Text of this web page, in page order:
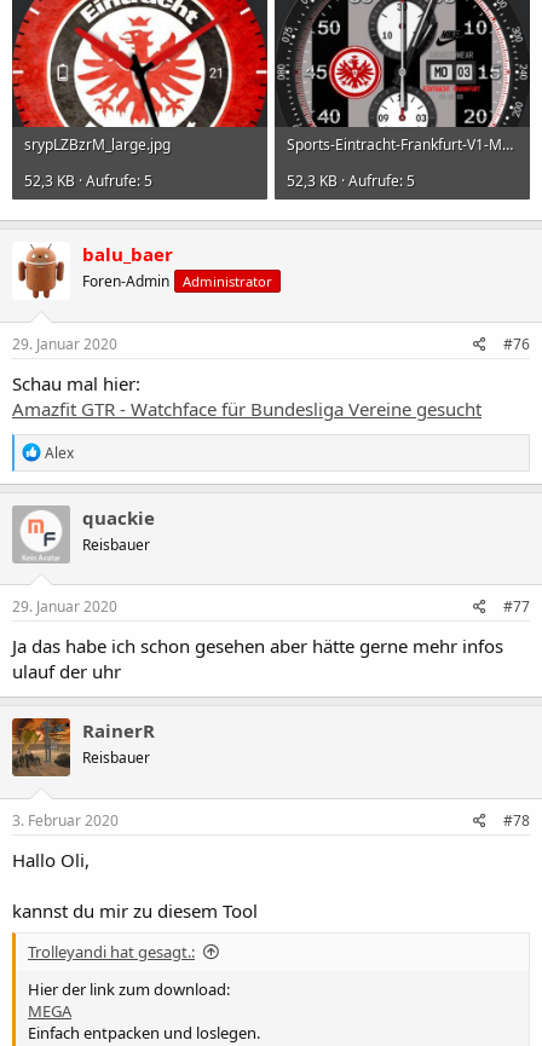
srypLZBzrM_large.jpg
52,3 KB · Aufrufe: 5
Sports-Eintracht-Frankfurt-V1-Modular-Racer.jpg
52,3 KB · Aufrufe: 5
balu_baer
Foren-Admin Administrator
29. Januar 2020 #76
Schau mal hier:
Amazfit GTR - Watchface für Bundesliga Vereine gesucht
R
e
a
c
t
i
o
n
s
Alex
quackie
Reisbauer
29. Januar 2020 #77
Ja das habe ich schon gesehen aber hätte gerne mehr infos
ulauf der uhr
RainerR
Reisbauer
3. Februar 2020 #78
Hallo Oli,
kannst du mir zu diesem Tool
Trolleyandi hat gesagt.:
Hier der link zum download:
MEGA
Einfach entpacken und loslegen.